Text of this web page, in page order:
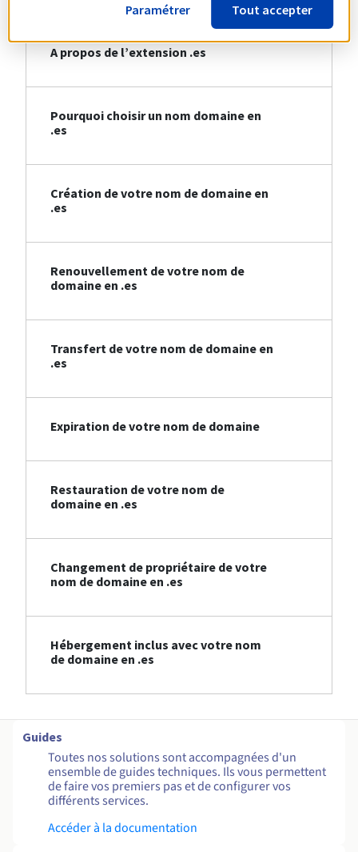
A propos de l’extension .es
Pourquoi choisir un nom domaine en
.es
Création de votre nom de domaine en
.es
Renouvellement de votre nom de
domaine en .es
Transfert de votre nom de domaine en
.es
Expiration de votre nom de domaine
Restauration de votre nom de
domaine en .es
Changement de propriétaire de votre
nom de domaine en .es
Hébergement inclus avec votre nom
de domaine en .es
Guides
Toutes nos solutions sont accompagnées d'un
ensemble de guides techniques. Ils vous permettent
de faire vos premiers pas et de configurer vos
différents services.
Accéder à la documentation
Paramétrer Tout accepter